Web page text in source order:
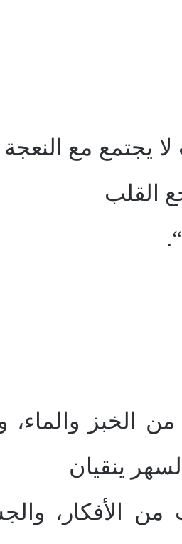
يجتمع مع النعجة
القلب
من الخبز والماء،
ينقيان
من الأفكار،